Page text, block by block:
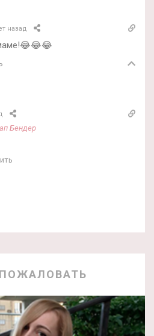
назад
Бендер